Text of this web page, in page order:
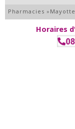
Pharmacies » Mayotte
Horaires